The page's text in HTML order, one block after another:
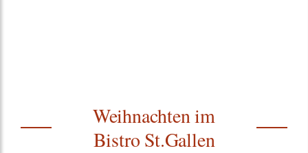
Weihnachten im
Bistro St.Gallen